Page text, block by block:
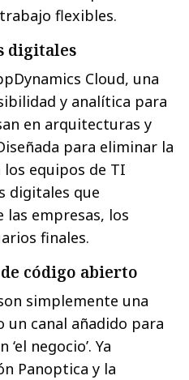
flexibles.
digitales
Cloud, una
y analítica para
en arquitecturas y
para eliminar la
equipos de TI
digitales que
las empresas, los
finales.
código abierto
simplemente una
un canal añadido para
negocio’. Ya
Panoptica y la